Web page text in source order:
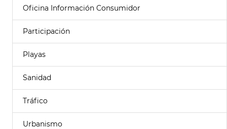
Oficina Información Consumidor
Participación
Playas
Sanidad
Tráfico
Urbanismo